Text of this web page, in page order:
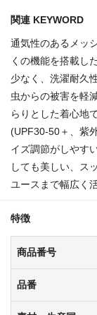
関連 KEYWORD
通気性のあるメッ
くの機能を搭載し
少なく、洗濯耐久
虫からの被害を軽
らりとした着心地
(UPF30-50＋、紫
イズ調節がしやす
しても美しい、ス
ユースまで幅広く
特徴
商品番号
品番